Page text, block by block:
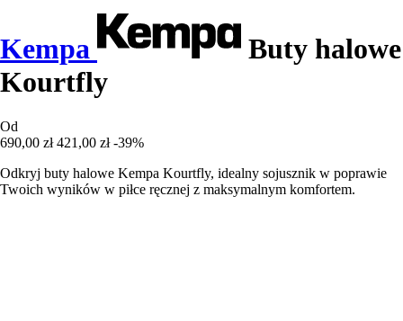
Kempa
Buty halowe
Kourtfly
Od
690,00 zł 421,00 zł -39%
Odkryj buty halowe Kempa Kourtfly, idealny sojusznik w poprawie
Twoich wyników w piłce ręcznej z maksymalnym komfortem.